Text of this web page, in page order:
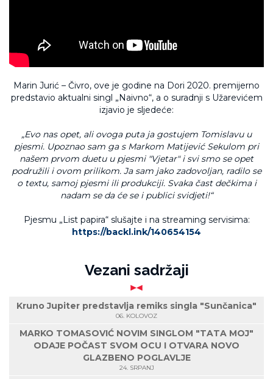
Marin Jurić – Čivro, ove je godine na Dori 2020. premijerno
predstavio aktualni singl „Naivno“, a o suradnji s Užarevićem
izjavio je sljedeće:
„Evo nas opet, ali ovoga puta ja gostujem Tomislavu u
pjesmi. Upoznao sam ga s Markom Matijević Sekulom pri
našem prvom duetu u pjesmi "Vjetar" i svi smo se opet
podružili i ovom prilikom. Ja sam jako zadovoljan, radilo se
o textu, samoj pjesmi ili produkciji. Svaka čast dečkima i
nadam se da će se i publici svidjeti!“
Pjesmu „List papira“ slušajte i na streaming servisima:
https://backl.ink/140654154
Vezani sadržaji
Kruno Jupiter predstavlja remiks singla "Sunčanica"
06. KOLOVOZ
MARKO TOMASOVIĆ NOVIM SINGLOM "TATA MOJ"
ODAJE POČAST SVOM OCU I OTVARA NOVO
GLAZBENO POGLAVLJE
24. SRPANJ